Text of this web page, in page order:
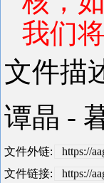
我们
文件描
谭晶 -
文件外链:
https://
文件链接:
https://